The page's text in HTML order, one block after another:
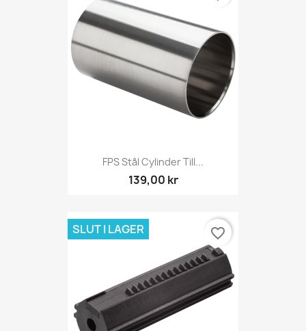
FPS Stål Cylinder Till...
139,00 kr
SLUT I LAGER favorite_border